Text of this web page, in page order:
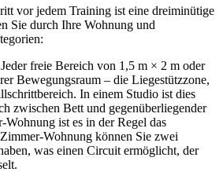
vor jedem Training ist eine dreiminütige
Sie durch Ihre Wohnung und
Jeder freie Bereich von 1,5 m × 2 m oder
Bewegungsraum – die Liegestützzone,
In einem Studio ist dies
zwischen Bett und gegenüberliegender
ist es in der Regel das
Wohnung können Sie zwei
was einen Circuit ermöglicht, der